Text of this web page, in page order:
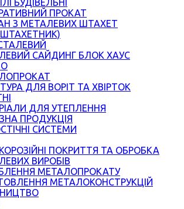
БУДІВЕЛЬНІ
ПРОКАТ
З МЕТАЛЕВИХ ШТАХЕТ
САЙДИНГ БЛОК ХАУС
ДЛЯ ВОРІТ ТА ХВІРТОК
ДЛЯ УТЕПЛЕННЯ
ПРОДУКЦІЯ
СИСТЕМИ
ПОКРИТТЯ ТА ОБРОБКА
ВИРОБІВ
МЕТАЛОПРОКАТУ
МЕТАЛОКОНСТРУКЦІЙ